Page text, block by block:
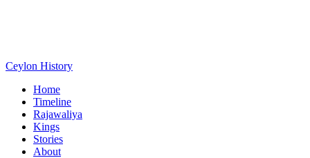
Ceylon History
Home
Timeline
Rajawaliya
Kings
Stories
About